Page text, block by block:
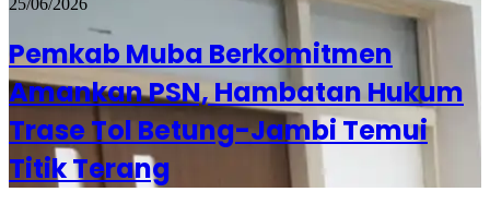
Pemkab Muba Berkomitmen
Amankan PSN, Hambatan Hukum
Trase Tol Betung-Jambi Temui
Titik Terang